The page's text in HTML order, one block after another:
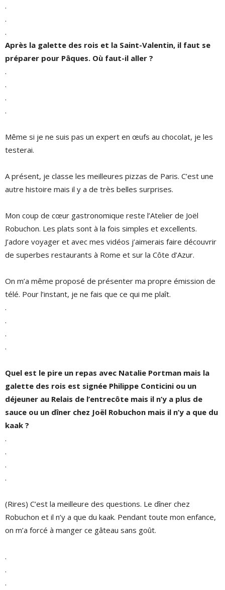
.
.
.
Après la galette des rois et la Saint-Valentin, il faut se
préparer pour Pâques. Où faut-il aller ?
.
.
.
.
Même si je ne suis pas un expert en œufs au chocolat, je les
testerai.
A présent, je classe les meilleures pizzas de Paris. C’est une
autre histoire mais il y a de très belles surprises.
Mon coup de cœur gastronomique reste l’Atelier de Joël
Robuchon. Les plats sont à la fois simples et excellents.
J’adore voyager et avec mes vidéos j’aimerais faire découvrir
de superbes restaurants à Rome et sur la Côte d’Azur.
On m’a même proposé de présenter ma propre émission de
télé. Pour l’instant, je ne fais que ce qui me plaît.
.
.
.
.
Quel est le pire un repas avec Natalie Portman mais la
galette des rois est signée Philippe Conticini ou un
déjeuner au Relais de l’entrecôte mais il n’y a plus de
sauce ou un dîner chez Joël Robuchon mais il n’y a que du
kaak ?
.
.
.
.
(Rires) C’est la meilleure des questions. Le dîner chez
Robuchon et il n’y a que du kaak. Pendant toute mon enfance,
on m’a forcé à manger ce gâteau sans goût.
.
.
.